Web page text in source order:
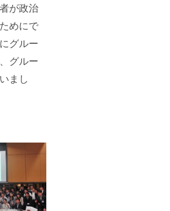
が政治
めにで
グルー
グルー
まし